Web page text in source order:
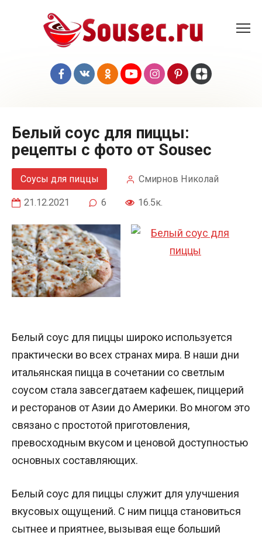
Белый соус для пиццы:
рецепты с фото от Sousec
Соусы для пиццы Смирнов Николай
21.12.2021 6 16.5к.
Белый соус для пиццы широко используется
практически во всех странах мира. В наши дни
итальянская пицца в сочетании со светлым
соусом стала завсегдатаем кафешек, пиццерий
и ресторанов от Азии до Америки. Во многом это
связано с простотой приготовления,
превосходным вкусом и ценовой доступностью
основных составляющих.
Белый соус для пиццы служит для улучшения
вкусовых ощущений. С ним пицца становиться
сытнее и приятнее, вызывая еще больший